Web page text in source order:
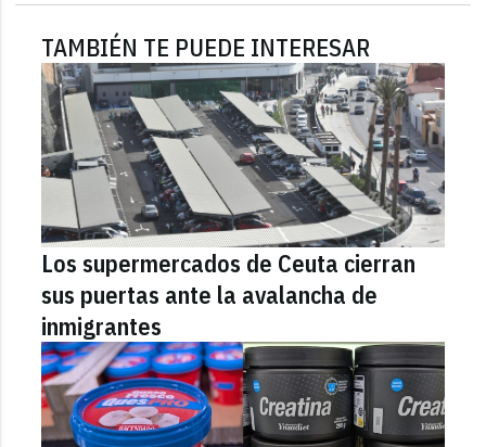
TAMBIÉN TE PUEDE INTERESAR
Los supermercados de Ceuta cierran
sus puertas ante la avalancha de
inmigrantes